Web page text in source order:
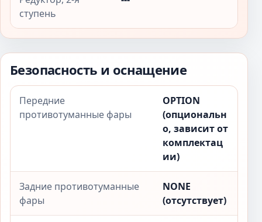
ступень
Безопасность и оснащение
Передние
противотуманные фары
OPTION
(опциональн
о, зависит от
комплектац
ии)
Задние противотуманные
фары
NONE
(отсутствует)